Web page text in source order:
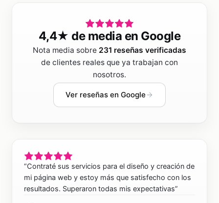
4,4★ de media en Google
Nota media sobre 231 reseñas verificadas
de clientes reales que ya trabajan con
nosotros.
Ver reseñas en Google
“Contraté sus servicios para el diseño y creación de
mi página web y estoy más que satisfecho con los
resultados. Superaron todas mis expectativas”